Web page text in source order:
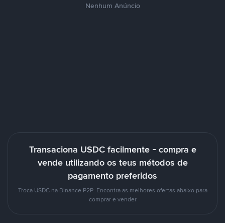
Nenhum Anúncio
Transaciona USDC facilmente - compra e
vende utilizando os teus métodos de
pagamento preferidos
Troca USDC na Binance P2P. Encontra as melhores ofertas abaixo para
comprar e vender